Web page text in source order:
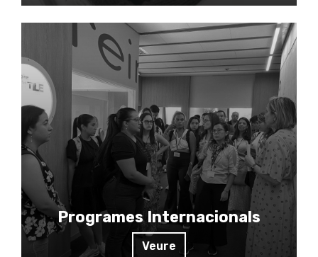
Programes Internacionals
Veure